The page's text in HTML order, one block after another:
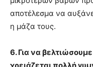
αποτέλεσμα να
η μάζα τους.
6. Για να